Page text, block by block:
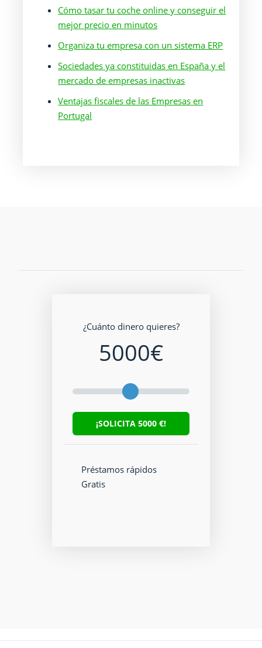
Cómo tasar tu coche online y conseguir el
mejor precio en minutos
Organiza tu empresa con un sistema ERP
Sociedades ya constituidas en España y el
mercado de empresas inactivas
Ventajas fiscales de las Empresas en
Portugal
¿Cuánto dinero quieres?
5000€
¡SOLICITA 5000 €!
Préstamos rápidos
Gratis